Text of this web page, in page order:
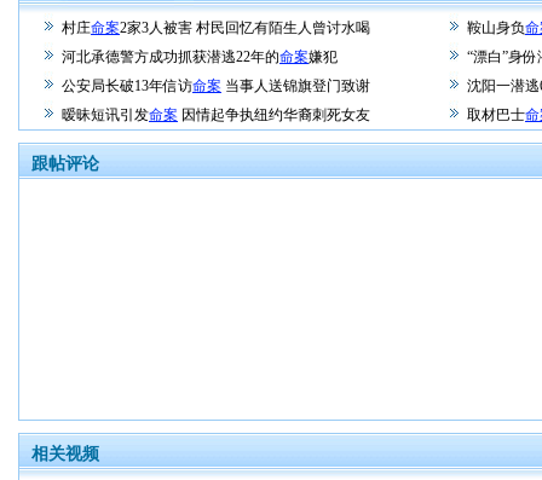
村庄命案2家3人被害 村民回忆有陌生人曾讨水喝 鞍山身负
河北承德警方成功抓获潜逃22年的命案嫌犯
“漂白”身
公安局长破13年信访命案 当事人送锦旗登门致谢
沈阳一潜逃
暧昧短讯引发命案 因情起争执纽约华裔刺死女友 取材巴士
跟帖评论
相关视频